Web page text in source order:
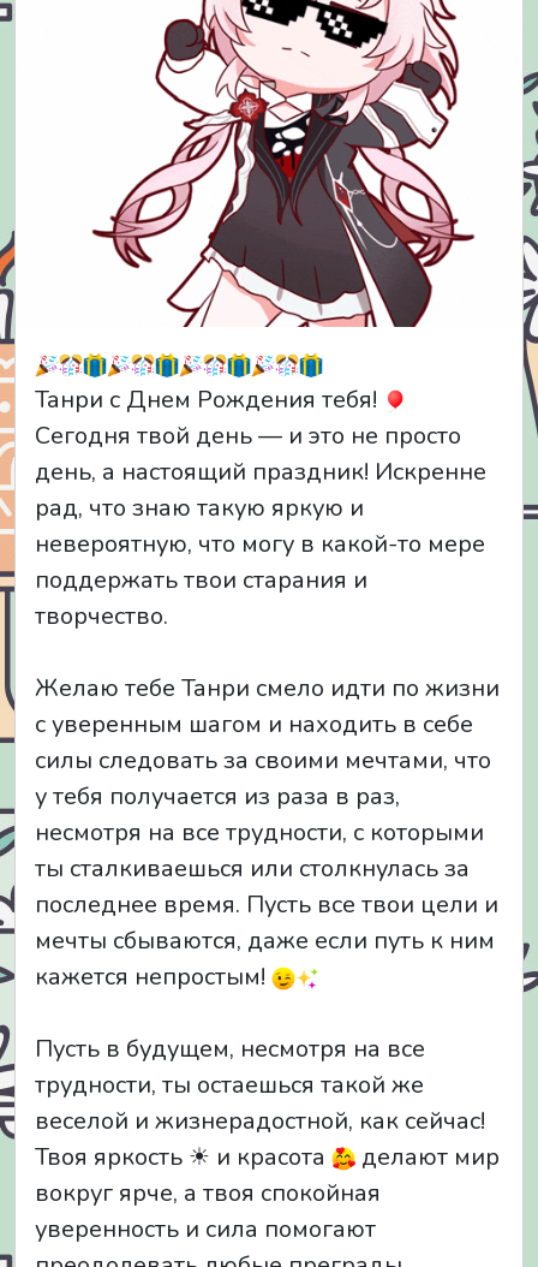
Танри с Днем Рождения тебя!
Сегодня твой день — и это не просто
день, а настоящий праздник! Искренне
рад, что знаю такую яркую и
невероятную, что могу в какой-то мере
поддержать твои старания и
творчество.
Желаю тебе Танри смело идти по жизни
с уверенным шагом и находить в себе
силы следовать за своими мечтами, что
у тебя получается из раза в раз,
несмотря на все трудности, с которыми
ты сталкиваешься или столкнулась за
последнее время. Пусть все твои цели и
мечты сбываются, даже если путь к ним
кажется непростым!
Пусть в будущем, несмотря на все
трудности, ты остаешься такой же
веселой и жизнерадостной, как сейчас!
Твоя яркость ☀ и красота
делают мир
вокруг ярче, а твоя спокойная
уверенность и сила помогают